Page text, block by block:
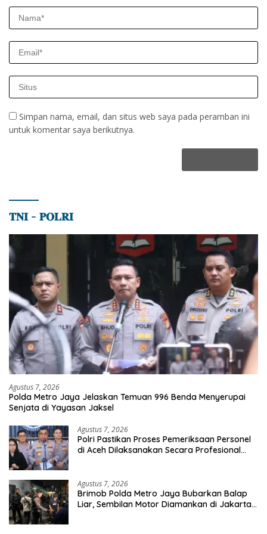
Simpan nama, email, dan situs web saya pada peramban ini
untuk komentar saya berikutnya.
𝐓𝐍𝐈 – 𝐏𝐎𝐋𝐑𝐈
Agustus 7, 2026
Polda Metro Jaya Jelaskan Temuan 996 Benda Menyerupai
Senjata di Yayasan Jaksel
Agustus 7, 2026
Polri Pastikan Proses Pemeriksaan Personel
di Aceh Dilaksanakan Secara Profesional
Agustus 7, 2026
Brimob Polda Metro Jaya Bubarkan Balap
Liar, Sembilan Motor Diamankan di Jakarta